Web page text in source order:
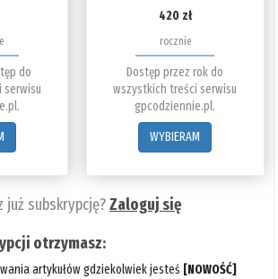
do
420 zł
rocznie
Dostęp przez rok do
wszystkich treści serwisu
gpcodziennie.pl.
WYBIERAM
już subskrypcję?Zaloguj się
otrzymasz:
artykułów gdziekolwiek jesteś [NOWOŚĆ]